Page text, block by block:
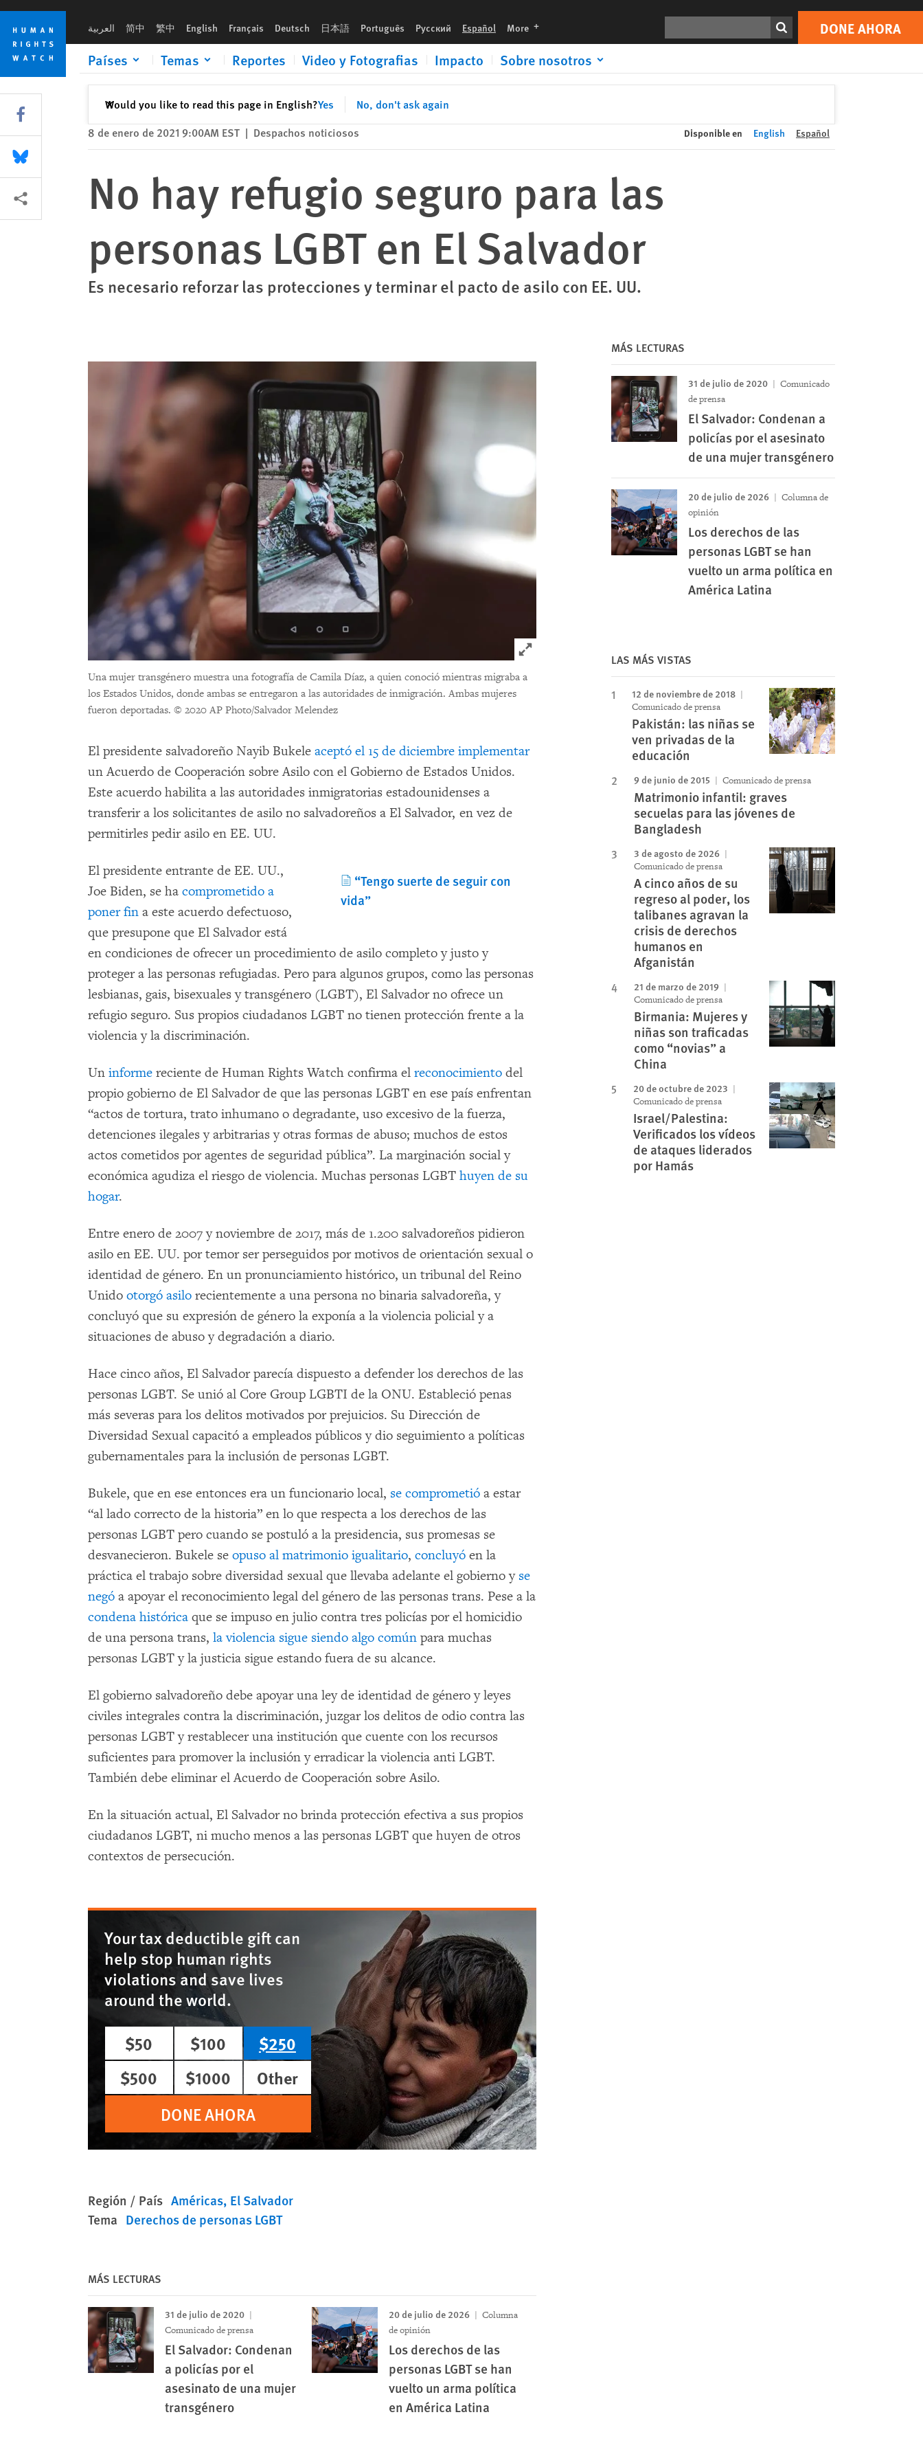
Skip
cookie
privacy
notice
Skip
main
content
العربية 简中 繁中 English Français Deutsch 日本語 Português Русский Español More languages DONE AHORA
Países Temas Reportes Video y Fotografias Impacto Sobre nosotros
Would you like to read this page in English?Yes No, don't ask again
✕Cerrar
Print DONE AHORA
8 de enero de 2021 9:00AM EST | Despachos noticiosos Disponible en English Español
No hay refugio seguro para las
personas LGBT en El Salvador
Es necesario reforzar las protecciones y terminar el pacto de asilo con EE. UU.
Click to expand Image
Una mujer transgénero muestra una fotografía de Camila Díaz, a quien conoció mientras migraba a
los Estados Unidos, donde ambas se entregaron a las autoridades de inmigración. Ambas mujeres
fueron deportadas. © 2020 AP Photo/Salvador Melendez
El presidente salvadoreño Nayib Bukele aceptó el 15 de diciembre implementar
un Acuerdo de Cooperación sobre Asilo con el Gobierno de Estados Unidos.
Este acuerdo habilita a las autoridades inmigratorias estadounidenses a
transferir a los solicitantes de asilo no salvadoreños a El Salvador, en vez de
permitirles pedir asilo en EE. UU.
“Tengo suerte de seguir con
vida”
El presidente entrante de EE. UU.,
Joe Biden, se ha comprometido a
poner fin a este acuerdo defectuoso,
que presupone que El Salvador está
en condiciones de ofrecer un procedimiento de asilo completo y justo y
proteger a las personas refugiadas. Pero para algunos grupos, como las personas
lesbianas, gais, bisexuales y transgénero (LGBT), El Salvador no ofrece un
refugio seguro. Sus propios ciudadanos LGBT no tienen protección frente a la
violencia y la discriminación.
Un informe reciente de Human Rights Watch confirma el reconocimiento del
propio gobierno de El Salvador de que las personas LGBT en ese país enfrentan
“actos de tortura, trato inhumano o degradante, uso excesivo de la fuerza,
detenciones ilegales y arbitrarias y otras formas de abuso; muchos de estos
actos cometidos por agentes de seguridad pública”. La marginación social y
económica agudiza el riesgo de violencia. Muchas personas LGBT huyen de su
hogar.
Entre enero de 2007 y noviembre de 2017, más de 1.200 salvadoreños pidieron
asilo en EE. UU. por temor ser perseguidos por motivos de orientación sexual o
identidad de género. En un pronunciamiento histórico, un tribunal del Reino
Unido otorgó asilo recientemente a una persona no binaria salvadoreña, y
concluyó que su expresión de género la exponía a la violencia policial y a
situaciones de abuso y degradación a diario.
Hace cinco años, El Salvador parecía dispuesto a defender los derechos de las
personas LGBT. Se unió al Core Group LGBTI de la ONU. Estableció penas
más severas para los delitos motivados por prejuicios. Su Dirección de
Diversidad Sexual capacitó a empleados públicos y dio seguimiento a políticas
gubernamentales para la inclusión de personas LGBT.
Bukele, que en ese entonces era un funcionario local, se comprometió a estar
“al lado correcto de la historia” en lo que respecta a los derechos de las
personas LGBT pero cuando se postuló a la presidencia, sus promesas se
desvanecieron. Bukele se opuso al matrimonio igualitario, concluyó en la
práctica el trabajo sobre diversidad sexual que llevaba adelante el gobierno y se
negó a apoyar el reconocimiento legal del género de las personas trans. Pese a la
condena histórica que se impuso en julio contra tres policías por el homicidio
de una persona trans, la violencia sigue siendo algo común para muchas
personas LGBT y la justicia sigue estando fuera de su alcance.
El gobierno salvadoreño debe apoyar una ley de identidad de género y leyes
civiles integrales contra la discriminación, juzgar los delitos de odio contra las
personas LGBT y restablecer una institución que cuente con los recursos
suficientes para promover la inclusión y erradicar la violencia anti LGBT.
También debe eliminar el Acuerdo de Cooperación sobre Asilo.
En la situación actual, El Salvador no brinda protección efectiva a sus propios
ciudadanos LGBT, ni mucho menos a las personas LGBT que huyen de otros
contextos de persecución.
Your tax deductible gift can
help stop human rights
violations and save lives
around the world.
$50
$100
$250
$500
$1000
Other
DONE AHORA
Región / País Américas El Salvador
Tema Derechos de personas LGBT
MÁS LECTURAS
31 de julio de 2020
Comunicado de prensa
El Salvador: Condenan
a policías por el
asesinato de una mujer
transgénero
20 de julio de 2026
Columna
de opinión
Los derechos de las
personas LGBT se han
vuelto un arma política
en América Latina
MÁS LECTURAS
31 de julio de 2020
Comunicado
de prensa
El Salvador: Condenan a
policías por el asesinato
de una mujer transgénero
20 de julio de 2026
Columna de
opinión
Los derechos de las
personas LGBT se han
vuelto un arma política en
América Latina
LAS MÁS VISTAS
12 de noviembre de 2018
Comunicado de prensa
Pakistán: las niñas se
ven privadas de la
educación
9 de junio de 2015 Comunicado de prensa
Matrimonio infantil: graves
secuelas para las jóvenes de
Bangladesh
3 de agosto de 2026
Comunicado de prensa
A cinco años de su
regreso al poder, los
talibanes agravan la
crisis de derechos
humanos en
Afganistán
21 de marzo de 2019
Comunicado de prensa
Birmania: Mujeres y
niñas son traficadas
como “novias” a
China
20 de octubre de 2023
Comunicado de prensa
Israel/Palestina:
Verificados los vídeos
de ataques liderados
por Hamás
Share this via Facebook
Share this via Bluesky
Share this via Compartir